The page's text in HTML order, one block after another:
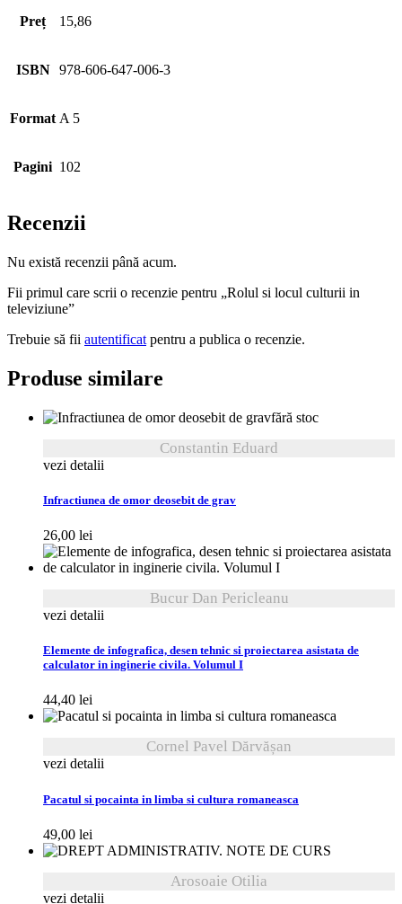
Preț 15,86
ISBN 978-606-647-006-3
Format A 5
Pagini 102
Recenzii
Nu există recenzii până acum.
Fii primul care scrii o recenzie pentru „Rolul si locul culturii in
televiziune”
Trebuie să fii autentificat pentru a publica o recenzie.
Produse similare
fără stoc
Constantin Eduard
vezi detalii
Infractiunea de omor deosebit de grav
26,00 lei
Bucur Dan Pericleanu
vezi detalii
Elemente de infografica, desen tehnic si proiectarea asistata de
calculator in inginerie civila. Volumul I
44,40 lei
Cornel Pavel Dărvășan
vezi detalii
Pacatul si pocainta in limba si cultura romaneasca
49,00 lei
Arosoaie Otilia
vezi detalii